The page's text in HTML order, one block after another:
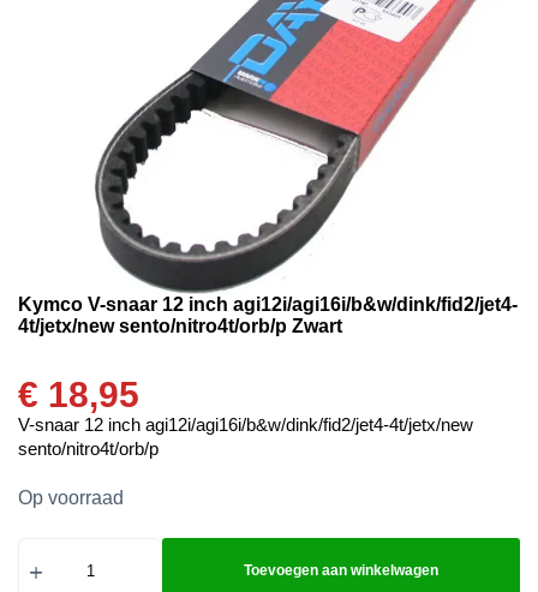
Kymco V-snaar 12 inch agi12i/agi16i/b&w/dink/fid2/jet4-
4t/jetx/new sento/nitro4t/orb/p Zwart
€ 18,95
V-snaar 12 inch agi12i/agi16i/b&w/dink/fid2/jet4-4t/jetx/new
sento/nitro4t/orb/p
Op voorraad
Toevoegen aan winkelwagen